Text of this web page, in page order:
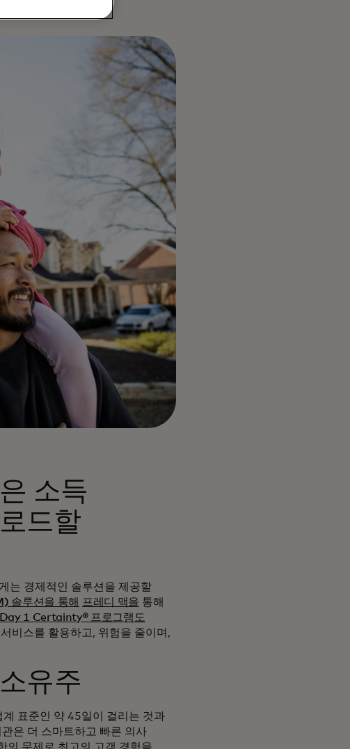
소득
드할
는 경제적인 솔루션을 제공할
솔루션을 통해 프레디 맥을 통해
1 Certainty® 프로그램도
비스를 활용하고, 위험을 줄이며,
유주
표준인 약 45일이 걸리는 것과
은 더 스마트하고 빠른 의사
의 문제로 최고의 고객 경험을